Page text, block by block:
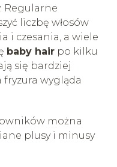
Regularne
liczbę włosów
i czesania, a wiele
baby hairpo kilku
się bardziej
fryzura wygląda
można
plusy i minusy